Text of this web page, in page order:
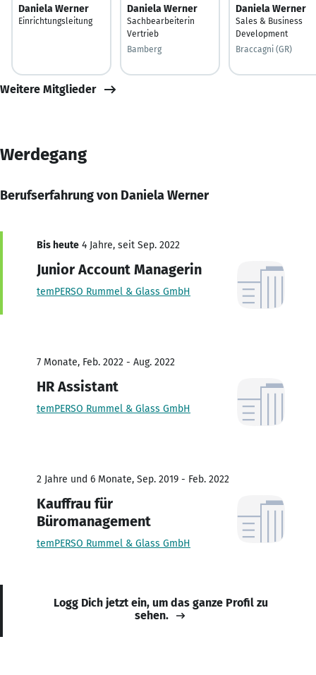
Daniela Werner
Einrichtungsleitung
Daniela Werner
Sachbearbeiterin
Vertrieb
Bamberg
Daniela Werner
Sales & Business
Development
Braccagni (GR)
Weitere Mitglieder
Werdegang
Berufserfahrung von Daniela Werner
Bis heute 4 Jahre, seit Sep. 2022
Junior Account Managerin
temPERSO Rummel & Glass GmbH
7 Monate, Feb. 2022 - Aug. 2022
HR Assistant
temPERSO Rummel & Glass GmbH
2 Jahre und 6 Monate, Sep. 2019 - Feb. 2022
Kauffrau für
Büromanagement
temPERSO Rummel & Glass GmbH
Logg Dich jetzt ein, um das ganze Profil zu
sehen.